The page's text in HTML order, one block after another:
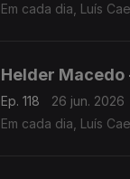
Em cada dia, Luís
Helder Macedo
Ep. 118
26 jun. 2026
Em cada dia, Luís